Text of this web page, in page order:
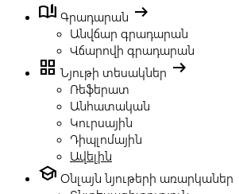
book_ribbon Գրադարան arrow_right_alt
Անվճար գրադարան
Վճարովի գրադարան
grid_view Նյութի տեսակներ arrow_right_alt
Ռեֆերատ
Անհատական
Կուրսային
Դիպլոմային
Ավելին
school Օնլայն նյութերի առարկաներ